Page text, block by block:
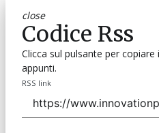
close
Codice Rss
Clicca sul pulsante per copiare
appunti.
RSS link